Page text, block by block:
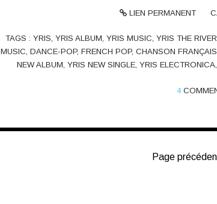
LIEN PERMANENT
TAGS : YRIS, YRIS ALBUM, YRIS MUSIC, YRIS THE
MUSIC, DANCE-POP, FRENCH POP, CHANSON
NEW ALBUM, YRIS NEW SINGLE, YRIS ELECTRONICA,
4
Page